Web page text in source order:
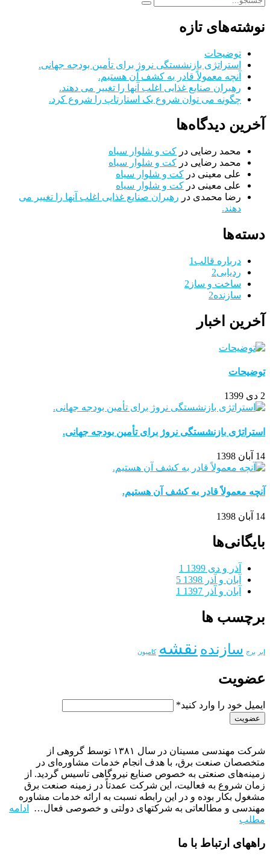
نوشته‌های تازه
توضیحات
استراتژی بازنشستگی نروژ برای تأمین بودجه جهانی.
آنچه معمولاً قادر به کشف آن هستیم.
رهبران صنایع غذایی اغلب آنها را تغییر می دهند.
چگونه می توان شروع یک استارتاپ را شروع کرد.
آخرین دیدگاه‌ها
محمد رضایی در کت و شلوار سیاه
محمد رضایی در کت و شلوار سیاه
علی معینی در کت و شلوار سیاه
علی معینی در کت و شلوار سیاه
رضا محمدی در رهبران صنایع غذایی اغلب آنها را تغییر می
دهند.
دسته‌ها
درباره قالب 1
ردیابی2
ساخت و ساز 2
سازنده2
آخرین اخبار
توضیحات
2 دی 1399
استراتژی بازنشستگی نروژ برای تأمین بودجه جهانی.
14 آبان 1398
آنچه معمولاً قادر به کشف آن هستیم.
14 آبان 1398
بایگانی‌ها
آذر و دی 1399
1
آبان و آذر 1398
5
آبان و آذر 1397
1
برچسب ها
ابر برج سازنده نقشه کامیون
عضویت
ایمیل خود را وارد کنید*
شرکت مهندسی مسینان در سال ۱۳۸۱ توسط گروهی از
متخصصان صنعت برق، با هدف انجام خدمات مشاوره‌ای در
زمینه‌های صنعتی به خصوص صنایع نیروگاهی تاسیس گردید. از
زمان شروع به فعالیت، این شرکت عمدتاً در زمینه صنعت برق
مشغول بکار بوده و در این رابطه نسبت به ارائه خدمات مشاوره
مهندسی و مطالعاتی به شرکتهای دولتی و خصوصی فعال…
ادامه
مطلب
راههای ارتباط با ما